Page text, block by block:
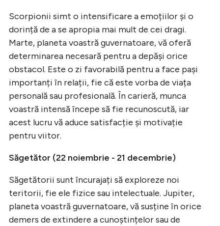
Scorpionii simt o intensificare a emoțiilor și o
dorință de a se apropia mai mult de cei dragi.
Marte, planeta voastră guvernatoare, vă oferă
determinarea necesară pentru a depăși orice
obstacol. Este o zi favorabilă pentru a face pași
importanți în relații, fie că este vorba de viața
personală sau profesională. În carieră, munca
voastră intensă începe să fie recunoscută, iar
acest lucru vă aduce satisfacție și motivație
pentru viitor.
Săgetător (22 noiembrie - 21 decembrie)
Săgetătorii sunt încurajați să exploreze noi
teritorii, fie ele fizice sau intelectuale. Jupiter,
planeta voastră guvernatoare, vă susține în orice
demers de extindere a cunoștințelor sau de